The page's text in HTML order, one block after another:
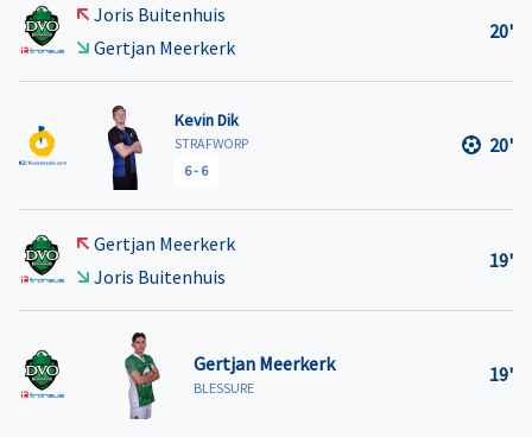
Joris Buitenhuis
Gertjan Meerkerk
20'
Kevin Dik
STRAFWORP
6- 6
20'
Gertjan Meerkerk
Joris Buitenhuis
19'
Gertjan Meerkerk
BLESSURE
19'